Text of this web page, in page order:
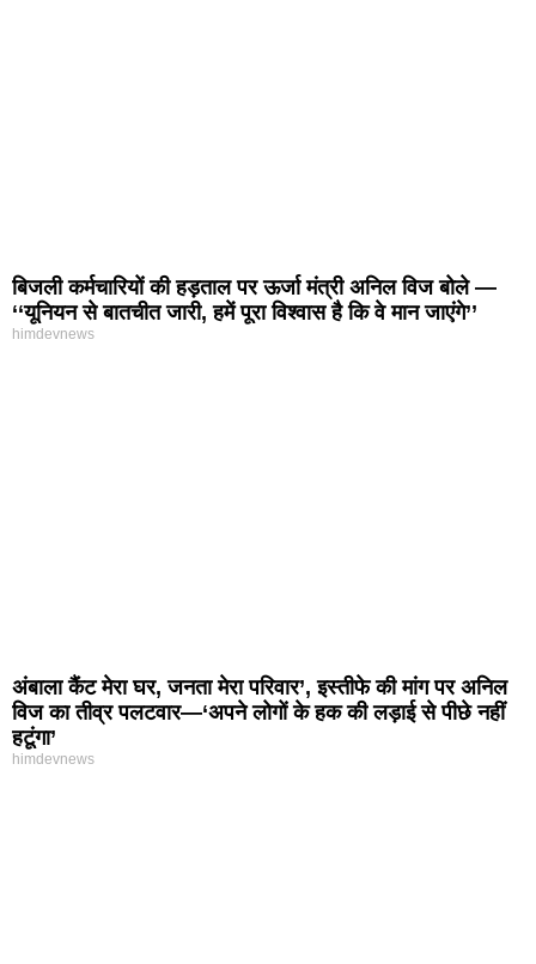
बिजली कर्मचारियों की हड़ताल पर ऊर्जा मंत्री अनिल विज बोले —
‘‘यूनियन से बातचीत जारी, हमें पूरा विश्वास है कि वे मान जाएंगे’’
himdevnews
अंबाला कैंट मेरा घर, जनता मेरा परिवार’, इस्तीफे की मांग पर अनिल
विज का तीव्र पलटवार—‘अपने लोगों के हक की लड़ाई से पीछे नहीं
हटूंगा’
himdevnews